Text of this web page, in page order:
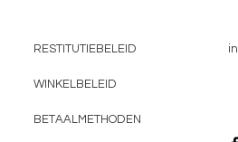
RESTITUTIEBELEID
WINKELBELEID
BETAALMETHODEN